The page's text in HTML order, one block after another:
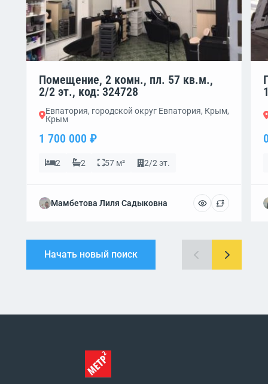
Помещение, 2 комн., пл. 57 кв.м.,
2/2 эт., код: 324728
Евпатория, городской округ Евпатория, Крым,
Крым
1 700 000 ₽
2 2 57 м² 2/2 эт.
Мамбетова Лиля Садыковна
Начать новый поиск